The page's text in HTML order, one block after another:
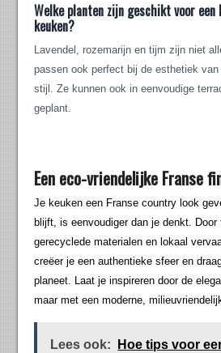
Welke planten zijn geschikt voor een
keuken?
Lavendel, rozemarijn en tijm zijn niet
passen ook perfect bij de esthetiek
stijl. Ze kunnen ook in eenvoudige
geplant.
Een eco-vriendelijke Franse
Je keuken een Franse country look
blijft, is eenvoudiger dan je denkt.
gerecyclede materialen en lokaal
creëer je een authentieke sfeer en
planeet. Laat je inspireren door de
maar met een moderne,
Lees ook:
Hoe tips voor